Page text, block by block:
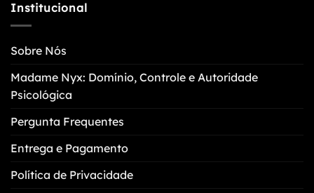
Institucional
Sobre Nós
Madame Nyx: Domínio, Controle e Autoridade
Psicológica
Pergunta Frequentes
Entrega e Pagamento
Política de Privacidade